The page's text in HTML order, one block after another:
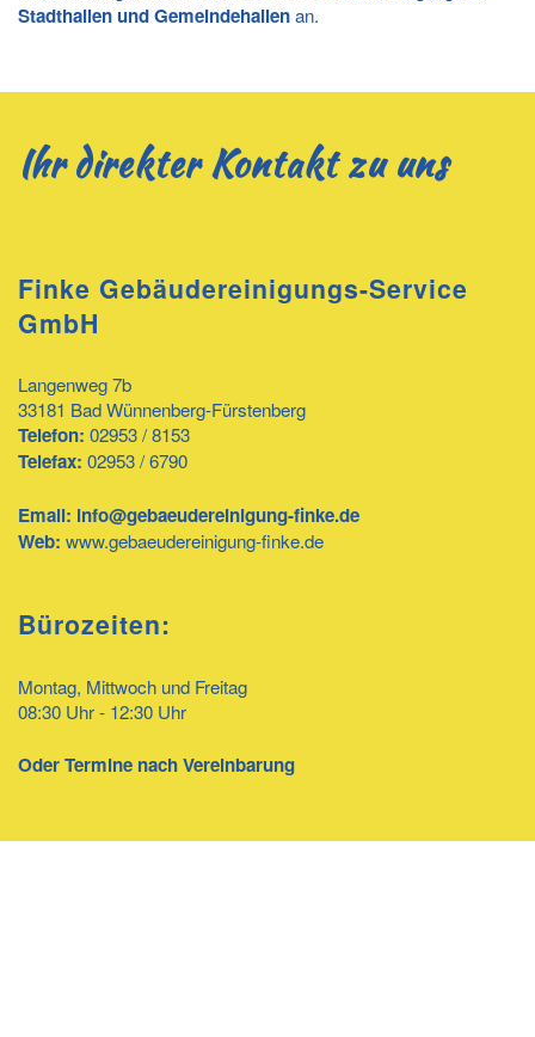
Stadthallen und Gemeindehallenan.
Ihr direkter Kontakt zu uns
Finke Gebäudereinigungs-Service
GmbH
Langenweg 7b
33181 Bad Wünnenberg-Fürstenberg
Telefon: 02953 / 8153
Telefax: 02953 / 6790
Email: info@gebaeudereinigung-finke.de
Web: www.gebaeudereinigung-finke.de
Bürozeiten:
Montag, Mittwoch und Freitag
08:30 Uhr - 12:30 Uhr
Oder Termine nach Vereinbarung